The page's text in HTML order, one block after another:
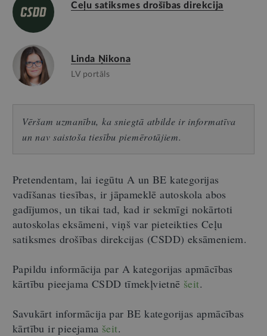
Ceļu satiksmes drošības direkcija
Linda Ņikona
LV portāls
Vēršam uzmanību, ka sniegtā atbilde ir informatīva
un nav saistoša tiesību piemērotājiem.
Pretendentam, lai iegūtu A un BE kategorijas
vadīšanas tiesības, ir jāpameklē autoskola abos
gadījumos, un tikai tad, kad ir sekmīgi nokārtoti
autoskolas eksāmeni, viņš var pieteikties Ceļu
satiksmes drošības direkcijas (CSDD) eksāmeniem.
Papildu informācija par A kategorijas apmācības
kārtību pieejama CSDD tīmekļvietnē šeit.
Savukārt informācija par BE kategorijas apmācības
kārtību ir pieejama šeit.